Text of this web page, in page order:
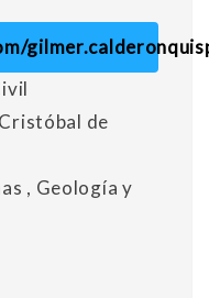
de
, Geología y